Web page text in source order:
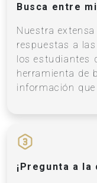
Busca entre
Nuestra
respuestas a
los estudiantes
herramienta de
información
¡Pregunta a la